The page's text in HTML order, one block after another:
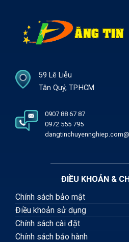
59 Lê Liễu
Tân Quý, TP.HCM
0907 88 67 87
0972 555 795
ĐIỀU KHOẢN &
Chính sách bảo mật
Điều khoản sử dụng
Chính sách cài đặt
Chính sách bảo hành